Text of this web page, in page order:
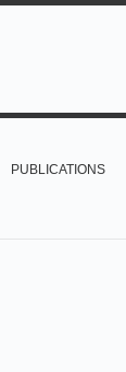
PUBLICATIONS